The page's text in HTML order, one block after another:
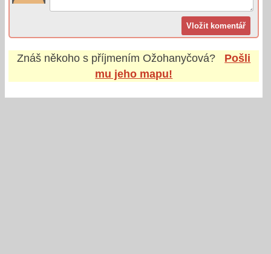
Znáš někoho s příjmením Ožohanyčová?
Pošli
mu jeho mapu!